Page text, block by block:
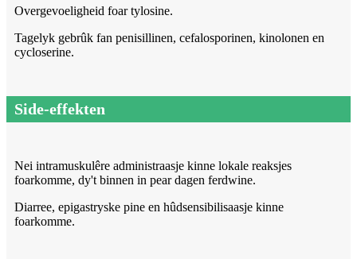
Overgevoeligheid foar tylosine.
Tagelyk gebrûk fan penisillinen, cefalosporinen, kinolonen en
cycloserine.
Side-effekten
Nei intramuskulêre administraasje kinne lokale reaksjes
foarkomme, dy't binnen in pear dagen ferdwine.
Diarree, epigastryske pine en hûdsensibilisaasje kinne
foarkomme.